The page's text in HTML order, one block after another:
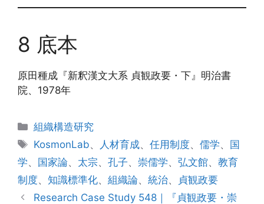
8 底本
原田種成『新釈漢文大系 貞観政要・下』明治書
院、1978年
カ
テ
リ
ー
組織構造研究
タ
グ
KosmonLab、 人材育成、任用制度、儒学、 国
学、 国家論、 太宗、 孔子、 崇儒学、 弘文館、 教育
制度、 知識標準化、 組織論、 統治、
貞観政要
Research Case Study 548｜『貞観政要・崇